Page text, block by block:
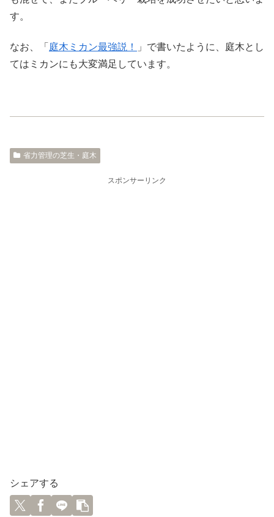
す。
なお、「 庭木ミカン最強説！
」で書いたように、庭木とし
てはミカンにも大変満足しています。
省力管理の芝生・庭木
スポンサーリンク
シェアする